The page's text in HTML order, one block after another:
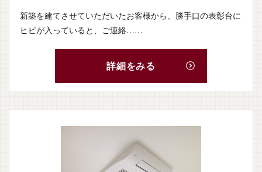
新築を建てさせていただいたお客様から、勝手口の表彰台に
ヒビが入っていると、ご連絡……
詳細をみる